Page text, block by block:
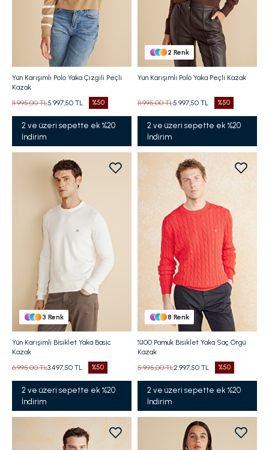
Yün Karışımlı Polo Yaka Çizgili Peçli
Kazak
11.995,00 TL5.997,50 TL %50
2 ve üzeri sepette ek %20
İndirim
2 Renk
Yün Karışımlı Polo Yaka Peçli Kazak
11.995,00 TL5.997,50 TL %50
2 ve üzeri sepette ek %20
İndirim
3 Renk
Yün Karışımlı Bisiklet Yaka Basic
Kazak
6.995,00 TL3.497,50 TL %50
2 ve üzeri sepette ek %20
İndirim
8 Renk
%100 Pamuk Bisiklet Yaka Saç Örgü
Kazak
5.995,00 TL2.997,50 TL %50
2 ve üzeri sepette ek %20
İndirim